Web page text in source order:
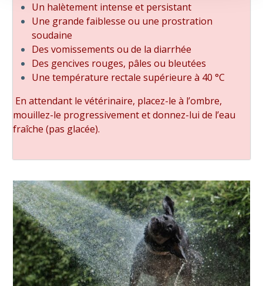
Un halètement intense et persistant
Une grande faiblesse ou une prostration
soudaine
Des vomissements ou de la diarrhée
Des gencives rouges, pâles ou bleutées
Une température rectale supérieure à 40 °C
En attendant le vétérinaire, placez-le à l’ombre,
mouillez-le progressivement et donnez-lui de l’eau
fraîche (pas glacée).